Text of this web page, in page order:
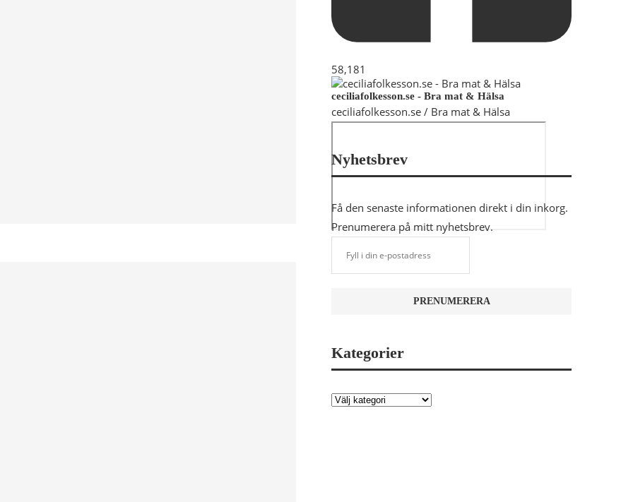
58,181
ceciliafolkesson.se - Bra mat & Hälsa
ceciliafolkesson.se / Bra mat & Hälsa
Nyhetsbrev
Få den senaste informationen direkt i din inkorg.
Prenumerera på mitt nyhetsbrev.
Kategorier